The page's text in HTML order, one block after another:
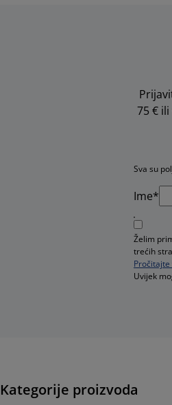
75 €
Sva su
Ime*
Želim
trećih
Uvijek
Kategorije proizvoda